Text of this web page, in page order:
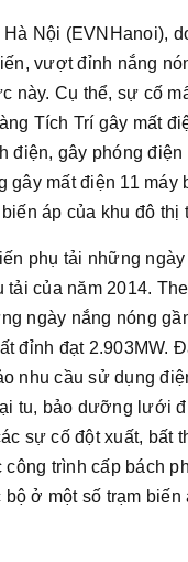
Nội (EVNHanoi),
vượt đỉnh nắng
này. Cụ thể, sự cố
Tích Trí gây mất
điện, gây phóng
gây mất điện 11
áp của khu đô
phụ tải những
tải của năm 2014.
ngày nắng nóng
đỉnh đạt 2.903MW.
nhu cầu sử dụng
tu, bảo dưỡng lưới
sự cố đột xuất, bất
công trình cấp bách
bộ ở một số trạm